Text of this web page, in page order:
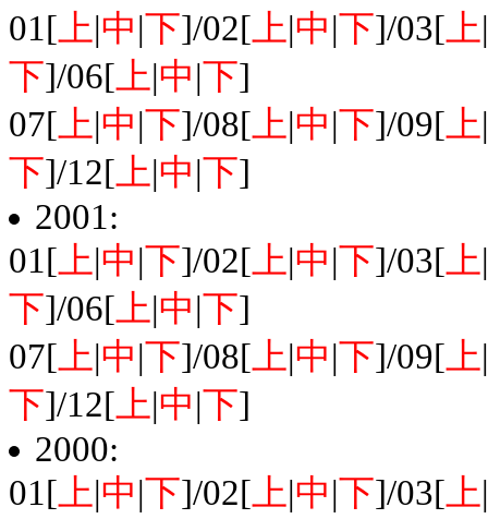
01[上|中|下]/02[上|中|下]/03[上|
下]/06[上|中|下]
07[上|中|下]/08[上|中|下]/09[上|
下]/12[上|中|下]
2001:
01[上|中|下]/02[上|中|下]/03[上|
下]/06[上|中|下]
07[上|中|下]/08[上|中|下]/09[上|
下]/12[上|中|下]
2000:
01[上|中|下]/02[上|中|下]/03[上|